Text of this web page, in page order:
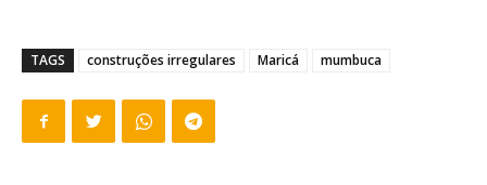
TAGS construções irregulares Maricá mumbuca